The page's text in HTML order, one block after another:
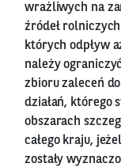
wrażliwych na
źródeł
których odpływ
należy
zbioru zaleceń
działań, którego
obszarach
całego kraju,
zostały